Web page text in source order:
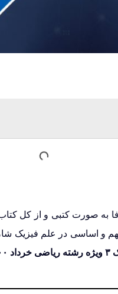
سه بخش مهم و اساسی در علم